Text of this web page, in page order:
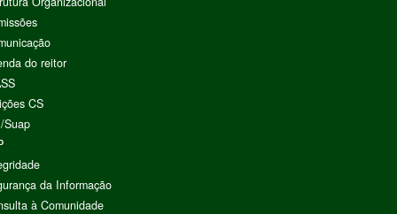
do reitor
CS
Suap
da Informação
à Comunidade